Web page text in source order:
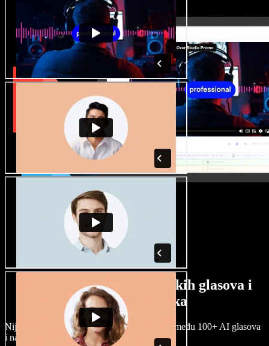
Veliki izbor muških i ženskih glasova i
raznih naglasaka
Nijedan projekt ne mora zvučati isto. Birajte među 100+ AI glasova
i naglasaka i prilagodite ih sebi.